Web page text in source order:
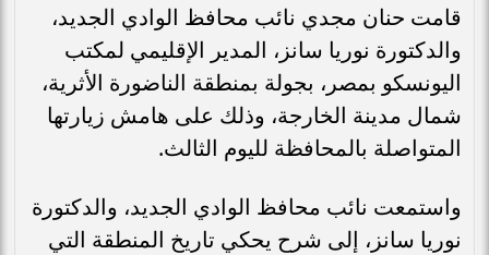
قامت حنان مجدي نائب محافظ الوادي الجديد،
والدكتورة نوريا سانز، المدير الإقليمي لمكتب
اليونسكو بمصر، بجولة بمنطقة الناضورة الأثرية،
شمال مدينة الخارجة، وذلك على هامش زيارتها
المتواصلة بالمحافظة لليوم الثالث.
واستمعت نائب محافظ الوادي الجديد، والدكتورة
نوريا سانز، إلى شرح يحكي تاريخ المنطقة التي